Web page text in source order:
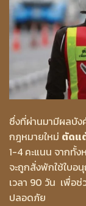
ซึ่งที่ผ่านมามีผลบัง
กฎหมายใหม่ ตัดแ
1-4 คะแนน จากทั้
จะถูกสั่งพักใช้ใบอ
เวลา 90 วัน เพื่อ
ปลอดภัย